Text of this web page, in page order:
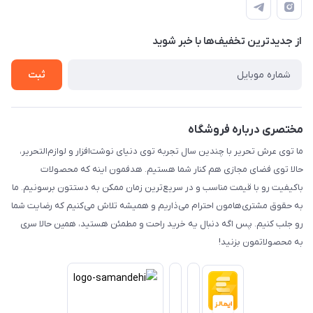
راهنما
رویه ارسال کالا
حریم خصوصی
تماس با ما
از جدید‌ترین تخفیف‌ها با‌ خبر شوید
ثبت
مختصری درباره فروشگاه
ما توی عرش تحریر با چندین سال تجربه توی دنیای نوشت‌افزار و لوازم‌التحریر،
حالا توی فضای مجازی هم کنار شما هستیم. هدفمون اینه که محصولات
باکیفیت رو با قیمت مناسب و در سریع‌ترین زمان ممکن به دستتون برسونیم. ما
به حقوق مشتری‌هامون احترام می‌ذاریم و همیشه تلاش می‌کنیم که رضایت شما
رو جلب کنیم. پس اگه دنبال یه خرید راحت و مطمئن هستید، همین حالا سری
به محصولاتمون بزنید!